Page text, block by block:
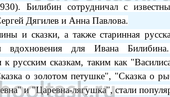
Билибин сотрудничал с
Дягилев и Анна Павлова.
и сказки, а также старинная
вдохновения для Ивана
к русским сказкам, таким как
о золотом петушке", "Сказка о
и "Царевна-лягушка", стали